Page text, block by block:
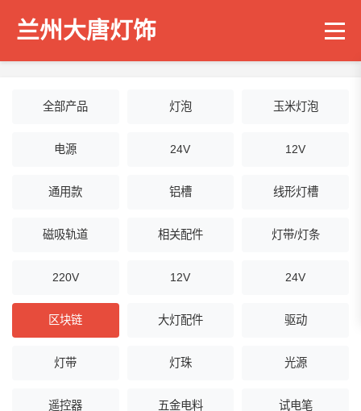
兰州大唐灯饰
全部产品 灯泡 玉米灯泡
电源 24V 12V
通用款 铝槽 线形灯槽
磁吸轨道 相关配件 灯带/灯条
220V 12V 24V
区块链 大灯配件 驱动
灯带 灯珠 光源
遥控器 五金电料 试电笔